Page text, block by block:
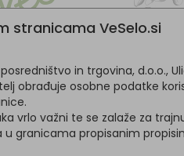
stranicama VeSelo.si
in trgovina, d.o.o.,
obrađuje osobne podatke
vrlo važni te se zalaže za
u granicama propisanim